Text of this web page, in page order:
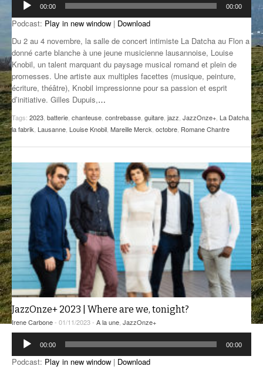
IL ÉTAIT UNE FOIS
L’ASTUCE DE LA PORTE EN BOIS
LA FABRIK POÉTIK
LA SOUTERRAINE
NOS ANCIENS
SONORIK
THEME FORCE
ZIRCONIUM
ANCIENNES ÉMISSIONS
audio
00:00 00:00
Podcast: Play in new window | Download
Du 2 au 4 novembre, la salle de concert intimiste La Datcha au Flon a
donné carte blanche à une jeune musicienne lausannoise, Louise
Knobil, un talent marquant du paysage musical romand et plein de
promesses. Une artiste aux multiples facettes (musique, peinture,
écriture, théâtre), Knobil impressionne pour sa passion et esprit
d’initiative. Gilles Dupuis,…
Tags: 2023 batterie chanteuse contrebasse guitare jazz JazzOnze+ La Datcha
la fabrik Lausanne Louise Knobil Mareille Merck octobre Romane Chantre
JazzOnze+ 2023 | Where are we, tonight?
Irene Carbone- 01/11/2023 - A la une JazzOnze+
Lecteur
audio
00:00 00:00
Podcast: Play in new window | Download